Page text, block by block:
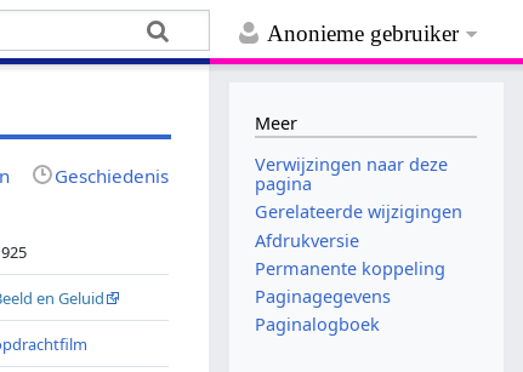
Anonieme gebruiker
Geschiedenis
en Geluid
Meer
Verwijzingen naar deze
pagina
Gerelateerde wijzigingen
Afdrukversie
Permanente koppeling
Paginagegevens
Paginalogboek